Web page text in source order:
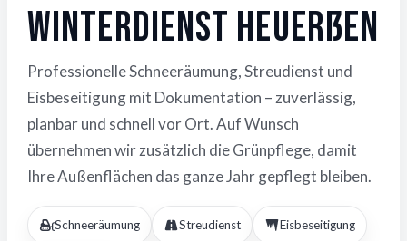
Winterdienst Heuerßen
Professionelle Schneeräumung, Streudienst und
Eisbeseitigung mit Dokumentation – zuverlässig,
planbar und schnell vor Ort. Auf Wunsch
übernehmen wir zusätzlich die Grünpflege, damit
Ihre Außenflächen das ganze Jahr gepflegt bleiben.
Schneeräumung Streudienst Eisbeseitigung